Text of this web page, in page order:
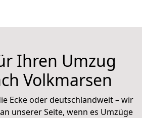
Ihren Umzug
Volkmarsen
Ecke oder deutschlandweit – wir
an unserer Seite, wenn es Umzüge